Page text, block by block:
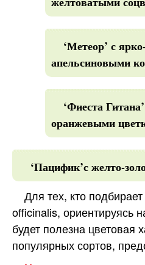
‘Метеор’ с
апельсиновыми
‘Фиеста
оранжевыми
‘Пацифик’с желто-
Для тех, кто
officinalis, ориентируясь
будет полезна цветовая
популярных сортов,